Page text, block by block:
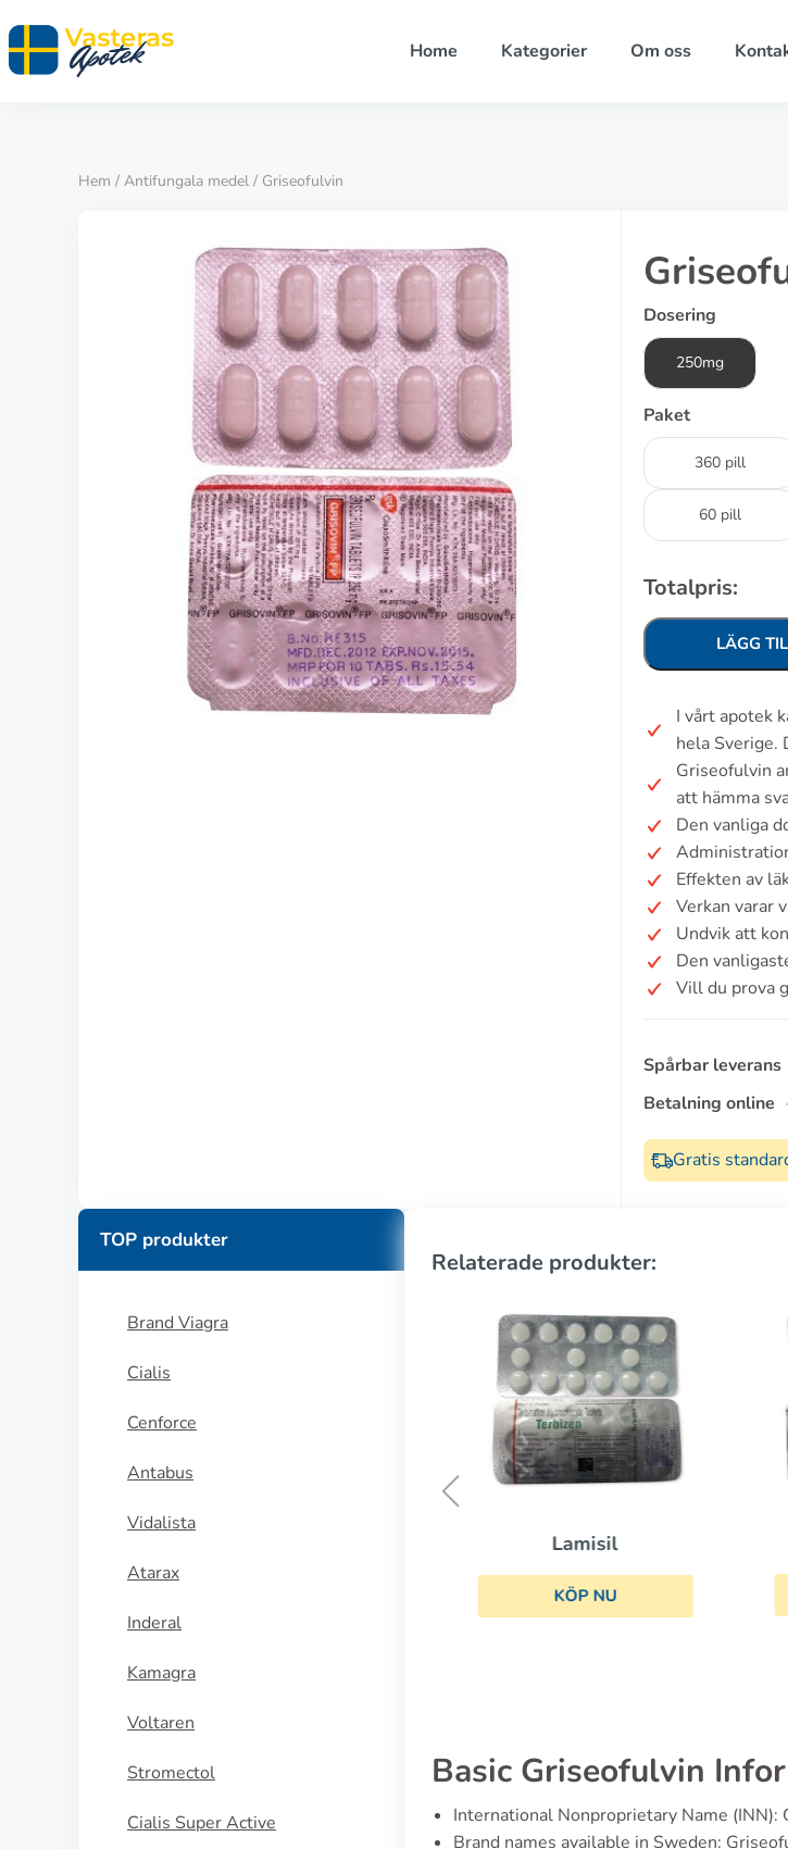
Home Kategorier Om oss
Hem / Antifungala medel / Griseofulvin
Dosering
250mg
Paket
360 pill
60 pill
Totalpris:
LÄGG
I vårt apotek
hela Sverige.
Griseofulvin
att hämma
Den vanliga
Effekten av
Verkan varar
Undvik att
Den
Vill du prova
Spårbar leverans
Betalning online
Gratis
TOP produkter
Brand Viagra
Cialis
Cenforce
Antabus
Vidalista
Atarax
Inderal
Kamagra
Voltaren
Stromectol
Cialis Super Active
Relaterade produkter:
Lamisil
KÖP NU
Basic Griseofulvin
International Nonproprietary Name (INN):
Brand names available in Sweden: